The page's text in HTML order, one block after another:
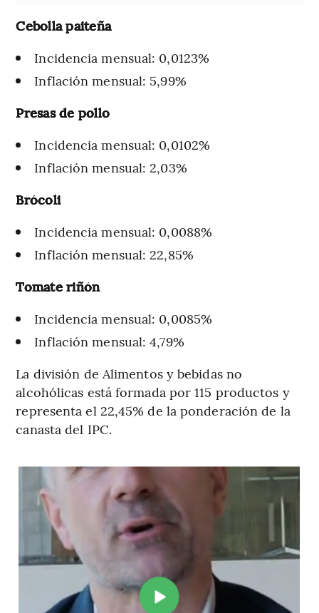
Cebolla paiteña
Incidencia mensual: 0,0123%
Inflación mensual: 5,99%
Presas de pollo
Incidencia mensual: 0,0102%
Inflación mensual: 2,03%
Brócoli
Incidencia mensual: 0,0088%
Inflación mensual: 22,85%
Tomate riñón
Incidencia mensual: 0,0085%
Inflación mensual: 4,79%
La división de Alimentos y bebidas no
alcohólicas está formada por 115 productos y
representa el 22,45% de la ponderación de la
canasta del IPC.